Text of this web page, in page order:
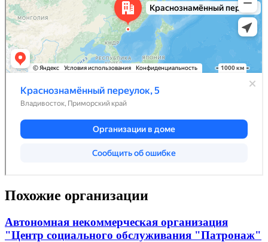
Похожие организации
Автономная некоммерческая организация
"Центр социального обслуживания "Патронаж"